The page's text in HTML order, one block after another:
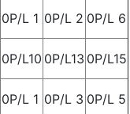
0P/L 1 0P/L 2 0P/L 6
0P/L10 0P/L13 0P/L15
0P/L 1 0P/L 3 0P/L 5